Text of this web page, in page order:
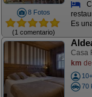
8 Fotos
(1 comentario)
Es
Casa
km
70